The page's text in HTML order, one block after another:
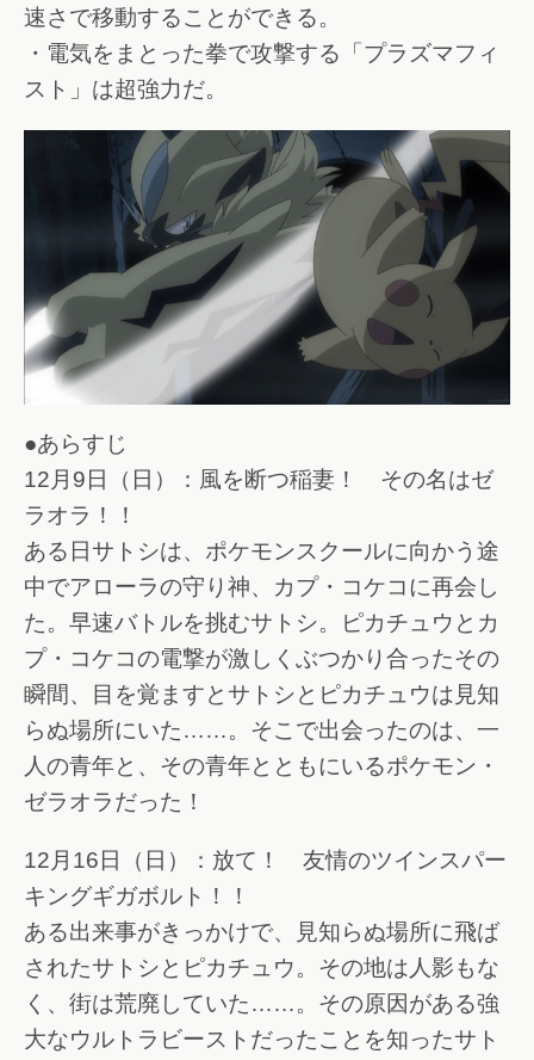
速さで移動することができる。
・電気をまとった拳で攻撃する「プラズマフィ
スト」は超強力だ。
●あらすじ
12月9日（日）：風を断つ稲妻！ その名はゼ
ラオラ！！
ある日サトシは、ポケモンスクールに向かう途
中でアローラの守り神、カプ・コケコに再会し
た。早速バトルを挑むサトシ。ピカチュウとカ
プ・コケコの電撃が激しくぶつかり合ったその
瞬間、目を覚ますとサトシとピカチュウは見知
らぬ場所にいた……。そこで出会ったのは、一
人の青年と、その青年とともにいるポケモン・
ゼラオラだった！
12月16日（日）：放て！ 友情のツインスパー
キングギガボルト！！
ある出来事がきっかけで、見知らぬ場所に飛ば
されたサトシとピカチュウ。その地は人影もな
く、街は荒廃していた……。その原因がある強
大なウルトラビーストだったことを知ったサト